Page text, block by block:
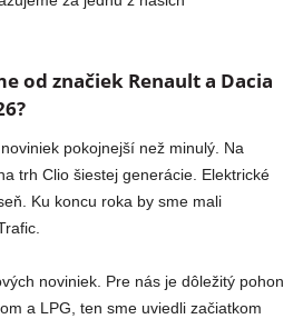
od značiek Renault a Dacia
pokojnejší než minulý. Na
trh Clio šiestej generácie. Elektrické
Ku koncu roka by sme mali
noviniek. Pre nás je dôležitý pohon
a LPG, ten sme uviedli začiatkom